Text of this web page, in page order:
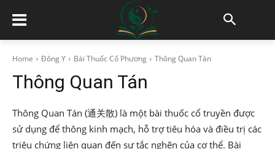
Home Đông Y Bài Thuốc Cổ Phương Thông Quan Tán
Thông Quan Tán
Thông Quan Tán (通关散) là một bài thuốc cổ truyền được
sử dụng để thông kinh mạch, hỗ trợ tiêu hóa và điều trị các
triệu chứng liên quan đến sự tắc nghẽn của cơ thể. Bài